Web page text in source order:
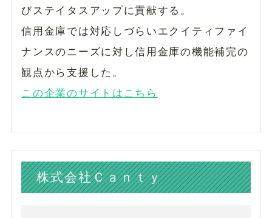
びステイタスアップに貢献する。
信用金庫では対応しづらいエクイティファイ
ナンスのニーズに対し信用金庫の機能補完の
観点から支援した。
この企業のサイトはこちら
株式会社Ｃａｎｔｙ